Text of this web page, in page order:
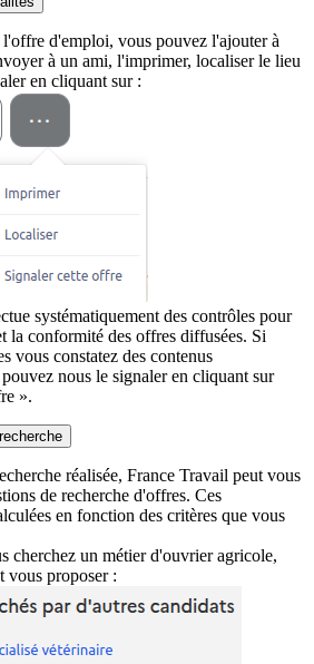
d'emploi, vous pouvez l'ajouter à
à un ami, l'imprimer, localiser le lieu
en cliquant sur :
systématiquement des contrôles pour
la conformité des offres diffusées. Si
vous constatez des contenus
nous le signaler en cliquant sur
».
réalisée, France Travail peut vous
de recherche d'offres. Ces
en fonction des critères que vous
cherchez un métier d'ouvrier agricole,
vous proposer :